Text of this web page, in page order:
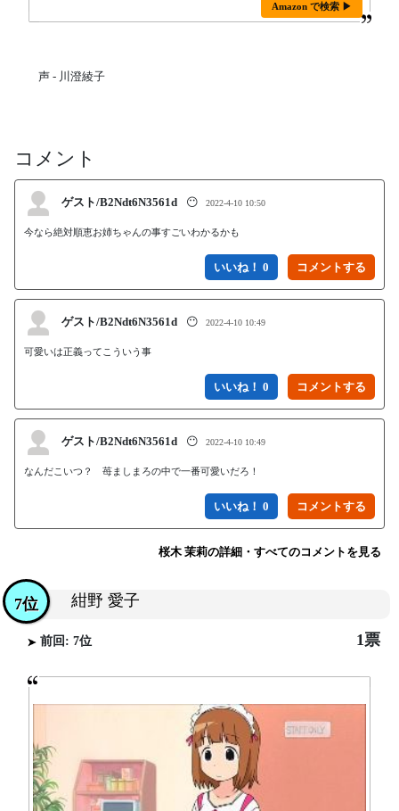
Amazon で検索 ▶
声 - 川澄綾子
コメント
ゲスト/B2Ndt6N3561d 😶 2022-4-10 10:50
今なら絶対順恵お姉ちゃんの事すごいわかるかも
いいね！ 0
ゲスト/B2Ndt6N3561d 😶 2022-4-10 10:49
可愛いは正義ってこういう事
いいね！ 0
ゲスト/B2Ndt6N3561d 😶 2022-4-10 10:49
なんだこいつ？　苺ましまろの中で一番可愛いだろ！
いいね！ 0
桜木 茉莉の詳細・すべてのコメントを見る
紺野 愛子
7位
前回: 7位 1票